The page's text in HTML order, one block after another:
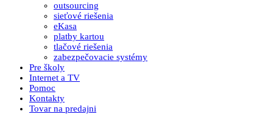
outsourcing
sieťové riešenia
eKasa
platby kartou
tlačové riešenia
zabezpečovacie systémy
Pre školy
Internet a TV
Pomoc
Kontakty
Tovar na predajni